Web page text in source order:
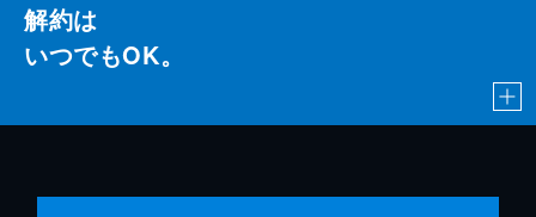
解約は
いつでもOK。